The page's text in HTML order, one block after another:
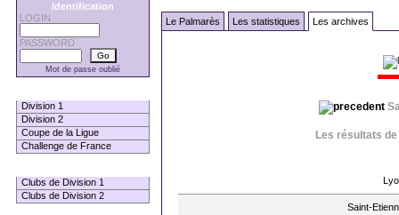
Identification
LOGIN
PASSWORD
Mot de passe oublié
Division 1
Division 2
Coupe de la Ligue
Challenge de France
Clubs de Division 1
Clubs de Division 2
Le Palmarès Les statistiques Les archives
Les résultats
Saint-